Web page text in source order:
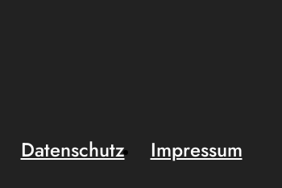
Datenschutz
Impressum